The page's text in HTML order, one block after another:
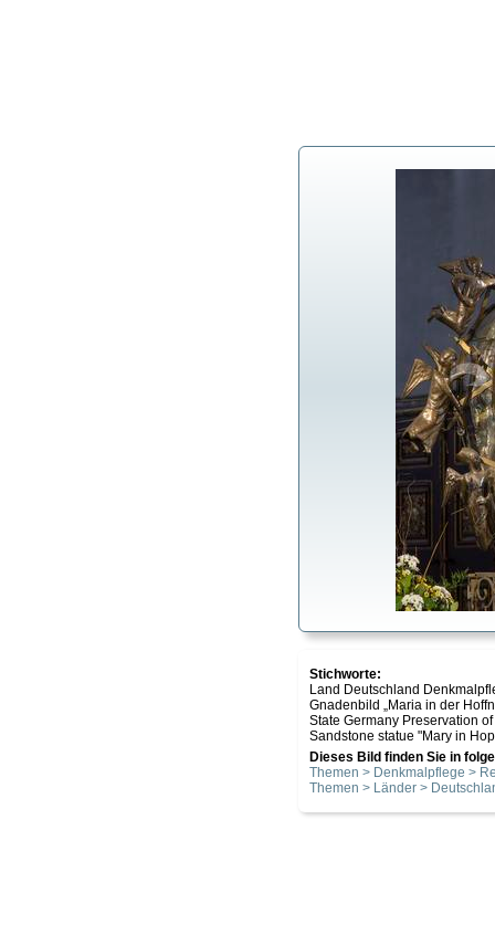
Stichworte:
Land Deutschland
Gnadenbild „Maria in der
State Germany Preservation
Sandstone statue "Mary in
Dieses Bild finden Sie in
Themen > Denkmalpflege >
Themen > Länder >